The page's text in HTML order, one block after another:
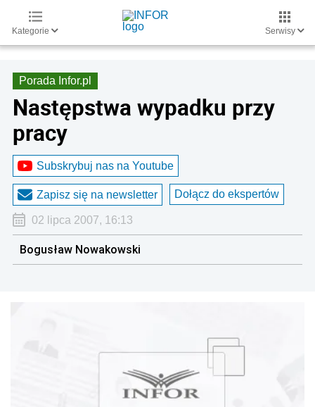
Kategorie Serwisy
Porada Infor.pl
Następstwa wypadku przy
pracy
Subskrybuj nas na Youtube
Zapisz się na newsletter Dołącz do ekspertów
02 lipca 2007, 16:13
Bogusław Nowakowski